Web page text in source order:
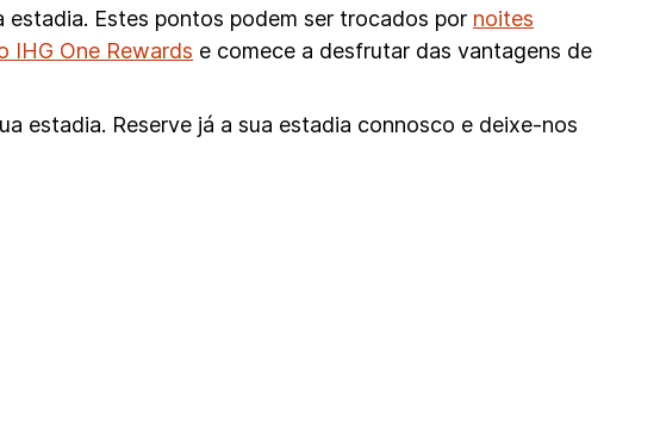
Estes pontos podem ser trocados por noites
IHG One Rewards e comece a desfrutar das vantagens de
estadia. Reserve já a sua estadia connosco e deixe-nos